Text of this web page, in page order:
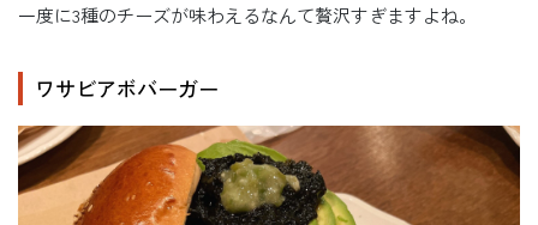
一度に3種のチーズが味わえるなんて贅沢すぎますよね。
ワサビアボバーガー